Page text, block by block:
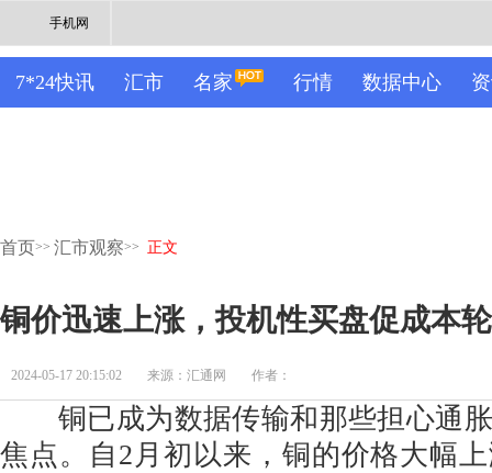
手机网
7*24快讯 汇市 名家 行情 数据中心
首页>> 汇市观察>> 正文
铜价迅速上涨，投机性买盘促成本
2024-05-17 20:15:02 来源：汇通网 作者：
铜已成为数据传输和那些担心通胀
焦点。自2月初以来，铜的价格大幅